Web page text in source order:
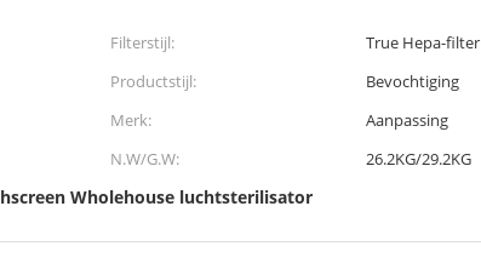
Filterstijl:
True Hepa-filter
Productstijl:
Bevochtiging
Merk:
Aanpassing
N.W/G.W:
26.2KG/29.2KG
Wholehouse luchtsterilisator